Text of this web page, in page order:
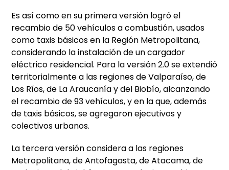
Es así como en su primera versión logró el
recambio de 50 vehículos a combustión, usados
como taxis básicos en la Región Metropolitana,
considerando la instalación de un cargador
eléctrico residencial. Para la versión 2.0 se extendió
territorialmente a las regiones de Valparaíso, de
Los Ríos, de La Araucanía y del Biobío, alcanzando
el recambio de 93 vehículos, y en la que, además
de taxis básicos, se agregaron ejecutivos y
colectivos urbanos.
La tercera versión considera a las regiones
Metropolitana, de Antofagasta, de Atacama, de